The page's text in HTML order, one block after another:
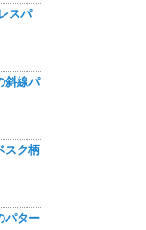
スパ
斜線パ
スク柄
パター